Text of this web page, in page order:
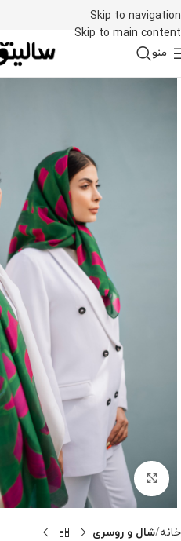
Skip to navigation
Skip to main content
منو
بزرگنمایی تصویر
خانه شال و روسری